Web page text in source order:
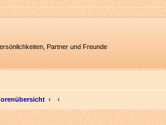
Partner und Freunde